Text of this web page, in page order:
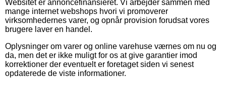
Websitet er annoncefinansieret. Vi arbejder sammen med
mange internet webshops hvori vi promoverer
virksomhedernes varer, og opnår provision forudsat vores
brugere laver en handel.
Oplysninger om varer og online varehuse værnes om nu og
da, men det er ikke muligt for os at give garantier imod
korrektioner der eventuelt er foretaget siden vi senest
opdaterede de viste informationer.